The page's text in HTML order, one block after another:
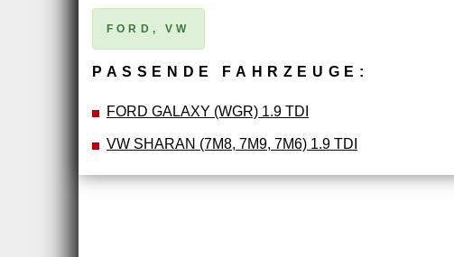
FORD, VW
PASSENDE FAHRZEUGE:
FORD GALAXY (WGR) 1.9 TDI
VW SHARAN (7M8, 7M9, 7M6) 1.9 TDI